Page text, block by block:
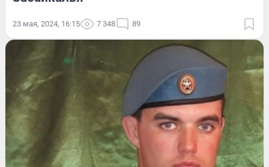
23 мая, 2024, 16:15 7 348 89